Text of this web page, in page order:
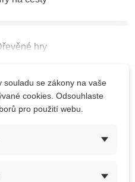
hry
hry
souladu se zákony na vaše
cookies. Odsouhlaste
pro použití webu.